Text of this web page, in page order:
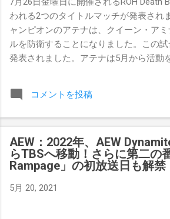
われる2つのタイトルマッチが発表され
ャンピオンのアテナは、クイーン・ア
ルを防衛することになりました。この
発表されました。アテナは5月から活動
女子世界チャンピオンは5月の最後の試
みましたが、それはストーリーの中で誇
でタイトルを防衛します。PPVでレッ
にROH Women's TV 王座の防衛戦を行
では、リー・モリアーティーがROH Pure
Proving Groundの試合でウィーラー・ユ
で引き分けたので、チャンピオンシップ
コメントを投稿
AEW：2022年、AEW
らTBSへ移動！さらに第二の
Rampage」の初放送日も解禁
5月 20, 2021